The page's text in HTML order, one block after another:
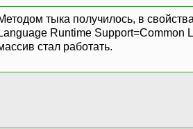
тыка получилось, в
Language Runtime Support=Common
стал работать.